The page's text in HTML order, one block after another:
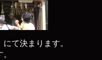
て決まります。